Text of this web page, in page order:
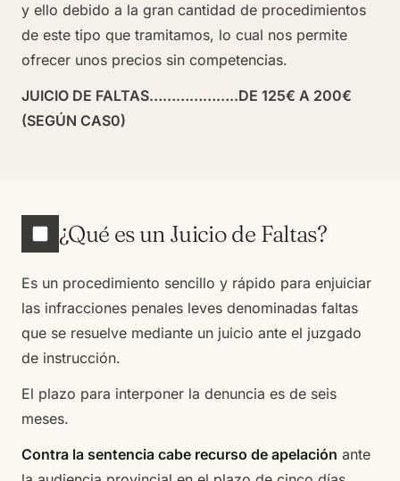
y ello debido a la gran cantidad de procedimientos
de este tipo que tramitamos, lo cual nos permite
ofrecer unos precios sin competencias.
JUICIO DE FALTAS………………..DE 125€ A 200€
(SEGÚN CAS0)
¿Qué es un Juicio de Faltas?
Es un procedimiento sencillo y rápido para enjuiciar
las infracciones penales leves denominadas faltas
que se resuelve mediante un juicio ante el juzgado
de instrucción.
El plazo para interponer la denuncia es de seis
meses.
Contra la sentencia cabe recurso de apelación ante